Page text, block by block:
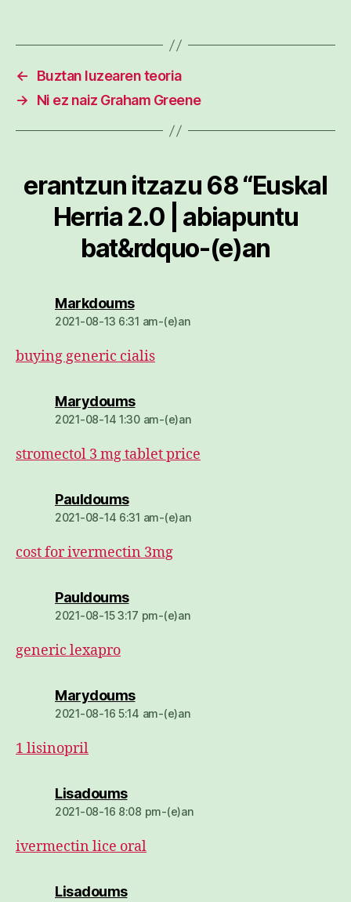
←
Buztan luzearen teoria
→
Ni ez naiz Graham Greene
erantzun itzazu 68 “Euskal
Herria 2.0 | abiapuntu
bat&rdquo-(e)an
Markdoumsdio:
2021-08-13 6:31 am-(e)an
buying generic cialis
Marydoumsdio:
2021-08-14 1:30 am-(e)an
stromectol 3 mg tablet price
Pauldoumsdio:
2021-08-14 6:31 am-(e)an
cost for ivermectin 3mg
Pauldoumsdio:
2021-08-15 3:17 pm-(e)an
generic lexapro
Marydoumsdio:
2021-08-16 5:14 am-(e)an
1 lisinopril
Lisadoumsdio:
2021-08-16 8:08 pm-(e)an
ivermectin lice oral
Lisadoumsdio: